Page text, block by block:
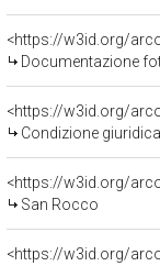
Documentazione
Condizione
<https://w3id.org/
San Rocco
<https://w3id.org/